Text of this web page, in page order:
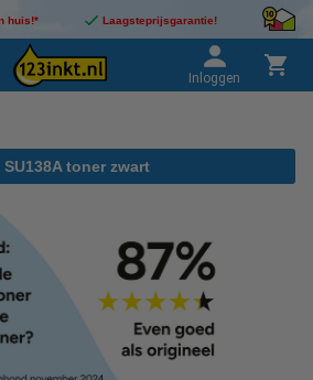
huis!* Laagsteprijsgarantie!
Inloggen
SU138A toner zwart